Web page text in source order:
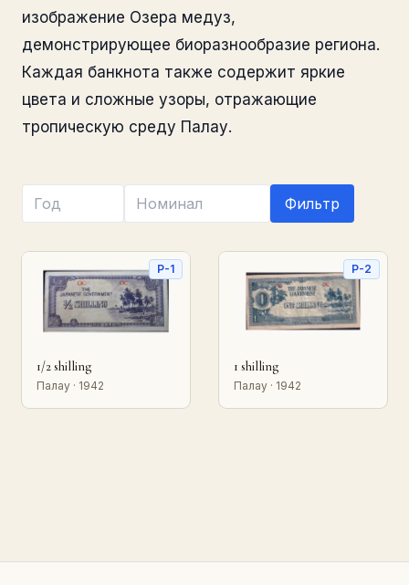
изображение Озера медуз,
демонстрирующее биоразнообразие региона.
Каждая банкнота также содержит яркие
цвета и сложные узоры, отражающие
тропическую среду Палау.
Фильтр
P-1
1/2 shilling
Палау · 1942
P-2
1 shilling
Палау · 1942